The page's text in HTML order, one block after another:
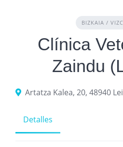
BIZKAIA /
Clínica
Zaindu
Artatza Kalea, 20, 48940
Detalles